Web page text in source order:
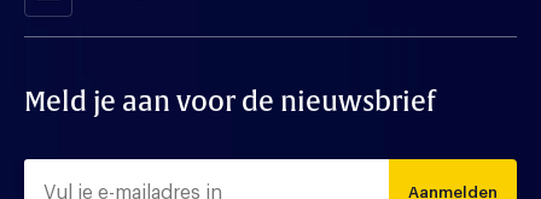
Meld je aan voor de nieuwsbrief
Aanmelden